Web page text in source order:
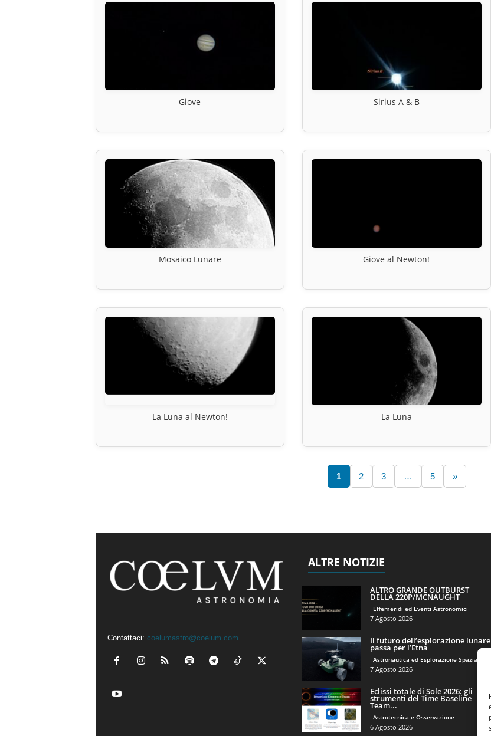
Giove Sirius A & B
Mosaico Lunare Giove al Newton!
La Luna al Newton! La Luna
1 2 3 … 5 »
Contattaci: coelumastro@coelum.com
ALTRE NOTIZIE
ALTRO GRANDE OUTBURST
DELLA 220P/MCNAUGHT
Effemeridi ed Eventi Astronomici
7 Agosto 2026
Il futuro dell’esplorazione lunare
passa per l’Etna
Astronautica ed Esplorazione Spaziale
7 Agosto 2026
Eclissi totale di Sole 2026: gli
strumenti del Time Baseline
Team...
Astrotecnica e Osservazione
6 Agosto 2026